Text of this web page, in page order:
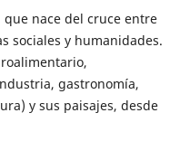
nace del cruce entre
sociales y humanidades.
gastronomía,
y sus paisajes, desde